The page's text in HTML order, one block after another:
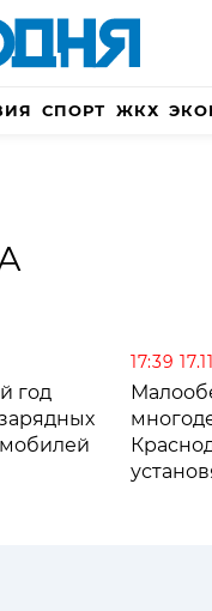
СПОРТ ЖКХ
год
17:39